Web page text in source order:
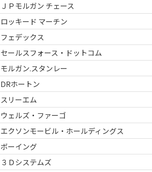
ＪＰモルガン チェース
ロッキード マーチン
フェデックス
セールスフォース・ドットコム
モルガン.スタンレー
DRホートン
スリーエム
ウェルズ・ファーゴ
エクソンモービル・ホールディングス
ボーイング
３Ｄシステムズ